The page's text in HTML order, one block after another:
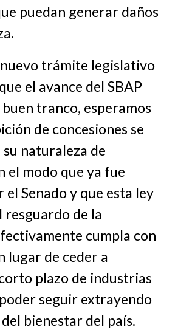
puedan generar daños
trámite legislativo
el avance del SBAP
tranco, esperamos
de concesiones se
naturaleza de
el modo que ya fue
Senado y que esta ley
resguardo de la
cumpla con
lugar de ceder a
plazo de industrias
seguir extrayendo
bienestar del país.